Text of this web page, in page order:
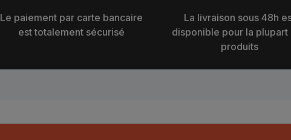
Le paiement par carte bancaire
est totalement sécurisé
La livraison sous 48h
disponible pour la plupart
produits